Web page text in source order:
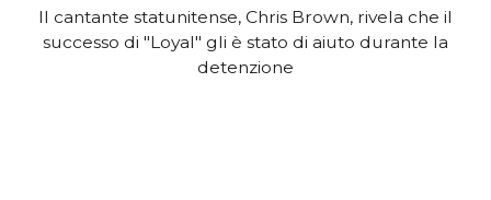
Il cantante statunitense, Chris Brown, rivela che il
successo di "Loyal" gli è stato di aiuto durante la
detenzione